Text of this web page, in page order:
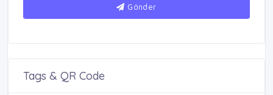
Gönder
Tags & QR Code